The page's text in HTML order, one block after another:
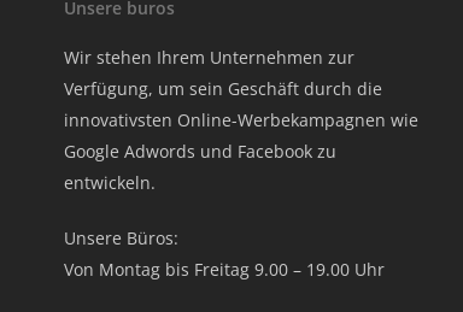
Unsere buros
Wir stehen Ihrem Unternehmen zur
Verfügung, um sein Geschäft durch die
innovativsten Online-Werbekampagnen wie
Google Adwords und Facebook zu
entwickeln.
Unsere Büros:
Von Montag bis Freitag 9.00 – 19.00 Uhr